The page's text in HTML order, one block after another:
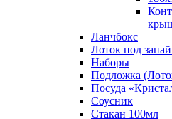
Ланчбокс
Лоток под
Наборы
Подложка
Посуда
Соусник
Стакан 100мл